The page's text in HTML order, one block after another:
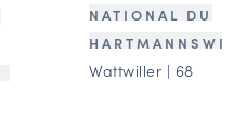
NATIONAL DU
Wattwiller | 68